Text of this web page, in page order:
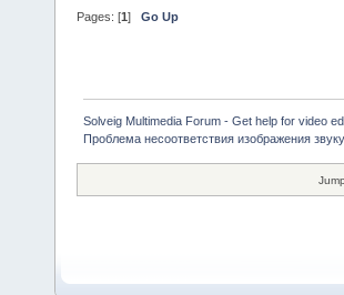
Pages: [1] Go Up
Solveig Multimedia Forum - Get help for video
Проблема несоответствия изображения звуку